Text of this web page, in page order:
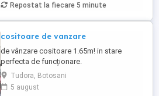
Repostat la fiecare 5 minute
cositoare de vanzare
de vânzare cositoare 1.65m! in stare
perfecta de funcționare.
Tudora, Botosani
5 august